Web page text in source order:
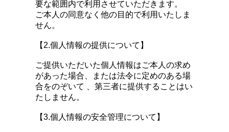
要な範囲内で利用させていただきます。
ご本人の同意なく他の目的で利用いたしま
せん。
【2.個人情報の提供について】
ご提供いただいた個人情報はご本人の求め
があった場合、または法令に定めのある場
合をのぞいて 、第三者に提供することはい
たしません。
【3.個人情報の安全管理について】